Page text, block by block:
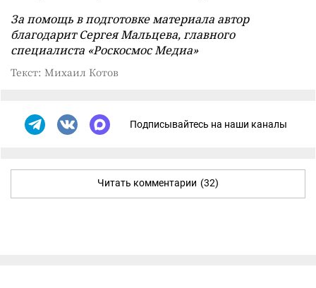
За помощь в подготовке материала автор
благодарит Сергея Мальцева, главного
специалиста «Роскосмос Медиа»
Текст: Михаил Котов
Подписывайтесь на наши каналы
Читать комментарии (32)